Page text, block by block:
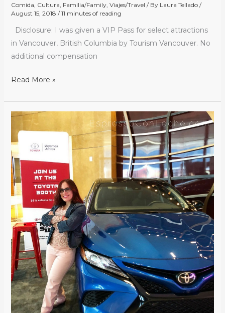
Comida, Cultura, Familia/Family, Viajes/Travel / By Laura Tellado /
August 15, 2018 /11 minutes of reading
Disclosure: I was given a VIP Pass for select attractions
in Vancouver, British Columbia by Tourism Vancouver. No
additional compensation
Read More »
El
Camino
a
la
Fama
en
Hispanicize
2018
/
The
Road
to
Fame
at
Hispanicize